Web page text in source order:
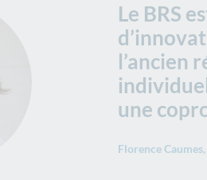
Le BRS
l’ancien
une
Florence Caumes,